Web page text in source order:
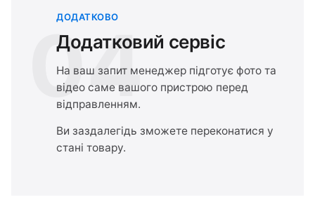
04
ДОДАТКОВО
Додатковий сервіс
На ваш запит менеджер підготує фото та
відео саме вашого пристрою перед
відправленням.
Ви заздалегідь зможете переконатися у
стані товару.